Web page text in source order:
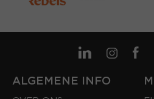
ALGEMENE INFO